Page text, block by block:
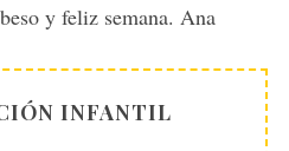
y feliz semana. Ana
INFANTIL